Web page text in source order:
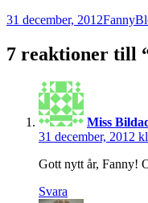
Postat
31 december, 2012Fanny
7 reaktioner till
Miss
31 december, 2012
Gott nytt år, Fanny!
Svara